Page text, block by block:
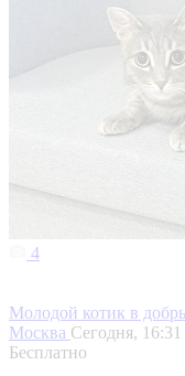
4
Молодой котик в
Москва Сегодня, 16:31
Бесплатно